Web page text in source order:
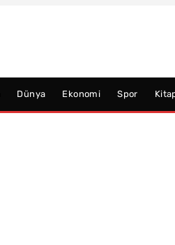
Dünya Ekonomi Spor